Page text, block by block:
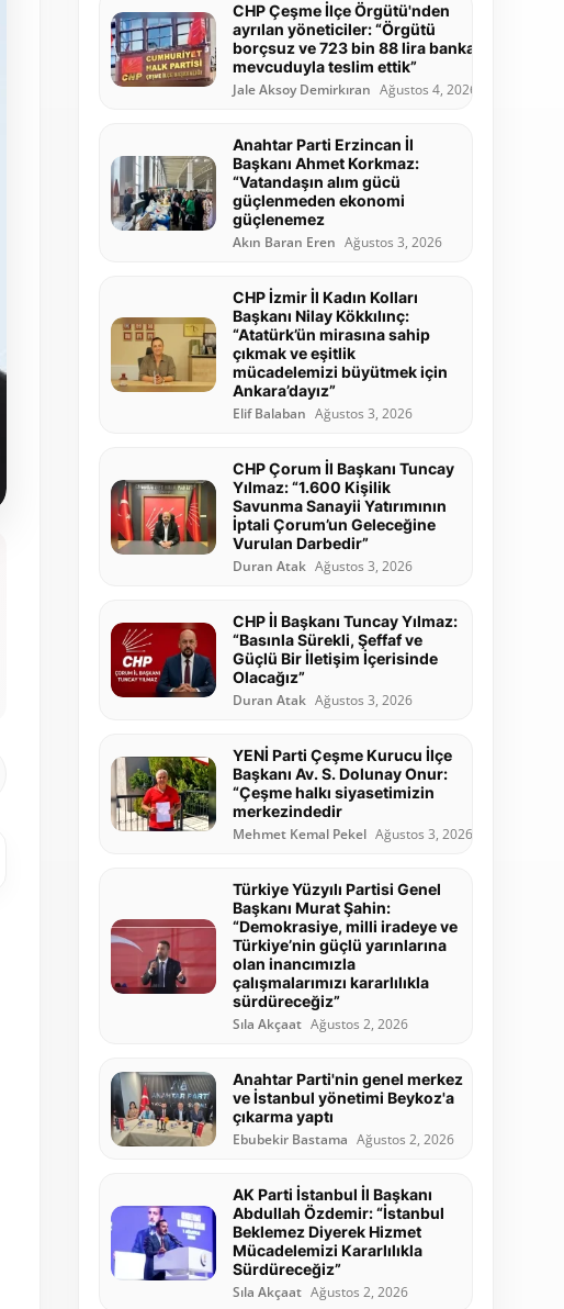
CHP Çeşme İlçe Örgütü'nden
ayrılan yöneticiler: “Örgütü
borçsuz ve 723 bin 88 lira banka
mevcuduyla teslim ettik”
Jale Aksoy Demirkıran Ağustos 4, 2026
Anahtar Parti Erzincan İl
Başkanı Ahmet Korkmaz:
“Vatandaşın alım gücü
güçlenmeden ekonomi
güçlenemez
Akın Baran Eren Ağustos 3, 2026
CHP İzmir İl Kadın Kolları
Başkanı Nilay Kökkılınç:
“Atatürk’ün mirasına sahip
çıkmak ve eşitlik
mücadelemizi büyütmek için
Ankara’dayız”
Elif Balaban Ağustos 3, 2026
CHP Çorum İl Başkanı Tuncay
Yılmaz: “1.600 Kişilik
Savunma Sanayii Yatırımının
İptali Çorum’un Geleceğine
Vurulan Darbedir”
Duran Atak Ağustos 3, 2026
CHP İl Başkanı Tuncay Yılmaz:
“Basınla Sürekli, Şeffaf ve
Güçlü Bir İletişim İçerisinde
Olacağız”
Duran Atak Ağustos 3, 2026
YENİ Parti Çeşme Kurucu İlçe
Başkanı Av. S. Dolunay Onur:
“Çeşme halkı siyasetimizin
merkezindedir
Mehmet Kemal Pekel Ağustos 3, 2026
Türkiye Yüzyılı Partisi Genel
Başkanı Murat Şahin:
“Demokrasiye, milli iradeye ve
Türkiye’nin güçlü yarınlarına
olan inancımızla
çalışmalarımızı kararlılıkla
sürdüreceğiz”
Sıla Akçaat Ağustos 2, 2026
Anahtar Parti'nin genel merkez
ve İstanbul yönetimi Beykoz'a
çıkarma yaptı
Ebubekir Bastama Ağustos 2, 2026
AK Parti İstanbul İl Başkanı
Abdullah Özdemir: “İstanbul
Beklemez Diyerek Hizmet
Mücadelemizi Kararlılıkla
Sürdüreceğiz”
Sıla Akçaat Ağustos 2, 2026